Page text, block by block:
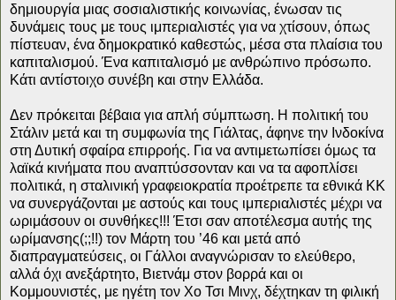
δημιουργία μιας σοσιαλιστικής κοινωνίας, ένωσαν τις
δυνάμεις τους με τους ιμπεριαλιστές για να χτίσουν, όπως
πίστευαν, ένα δημοκρατικό καθεστώς, μέσα στα πλαίσια του
καπιταλισμού. Ένα καπιταλισμό με ανθρώπινο πρόσωπο.
Κάτι αντίστοιχο συνέβη και στην Ελλάδα.
Δεν πρόκειται βέβαια για απλή σύμπτωση. Η πολιτική του
Στάλιν μετά και τη συμφωνία της Γιάλτας, άφηνε την Ινδοκίνα
στη Δυτική σφαίρα επιρροής. Για να αντιμετωπίσει όμως τα
λαϊκά κινήματα που αναπτύσσονταν και να τα αφοπλίσει
πολιτικά, η σταλινική γραφειοκρατία προέτρεπε τα εθνικά ΚΚ
να συνεργάζονται με αστούς και τους ιμπεριαλιστές μέχρι να
ωριμάσουν οι συνθήκες!!! Έτσι σαν αποτέλεσμα αυτής της
ωρίμανσης(;;!!) τον Μάρτη του ’46 και μετά από
διαπραγματεύσεις, οι Γάλλοι αναγνώρισαν το ελεύθερο,
αλλά όχι ανεξάρτητο, Βιετνάμ στον βορρά και οι
Κομμουνιστές, με ηγέτη τον Χο Τσι Μινχ, δέχτηκαν τη φιλική